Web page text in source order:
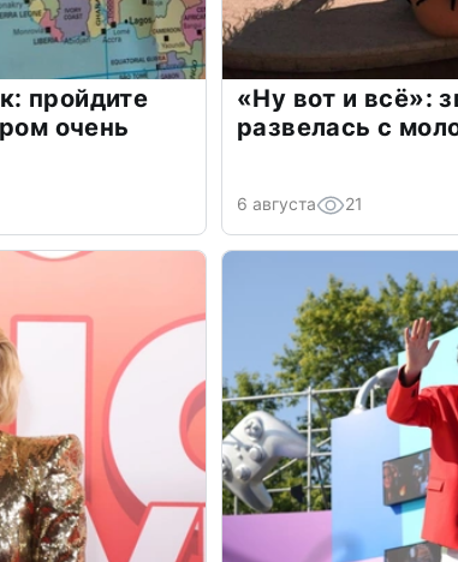
пройдите
очень
«Ну вот и всё»:
развелась с
6 августа 21